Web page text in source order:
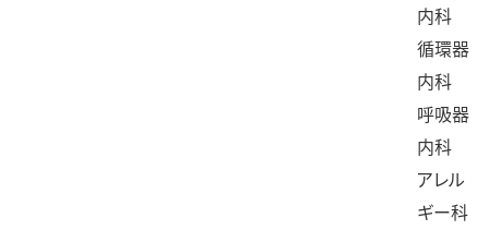
内科
循環器
内科
呼吸器
内科
アレル
ギー科